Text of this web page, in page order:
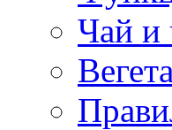
Чай и